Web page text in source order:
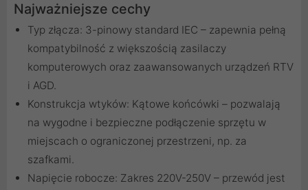
Najważniejsze cechy
Typ złącza: 3-pinowy standard IEC – zapewnia pełną
kompatybilność z większością zasilaczy
komputerowych oraz zaawansowanych urządzeń RTV
i AGD.
Konstrukcja wtyków: Kątowe końcówki – pozwalają
na wygodne i bezpieczne podłączenie sprzętu w
miejscach o ograniczonej przestrzeni, np. za
szafkami.
Napięcie robocze: Zakres 220V-250V – przewód jest